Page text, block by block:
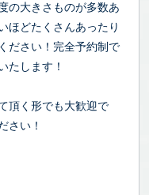
の大きさものが多数あ
ほどたくさんあったり
ださい！完全予約制で
たします！
頂く形でも大歓迎で
さい！